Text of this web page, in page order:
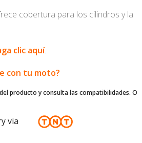
cobertura para los cilindros y la
clic aquí.
con tu moto?
producto y consulta las compatibilidades. O
via